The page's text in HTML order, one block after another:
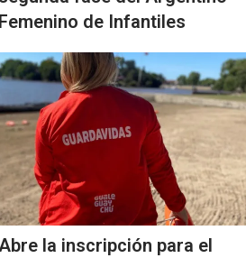
Femenino de Infantiles
la inscripción para el